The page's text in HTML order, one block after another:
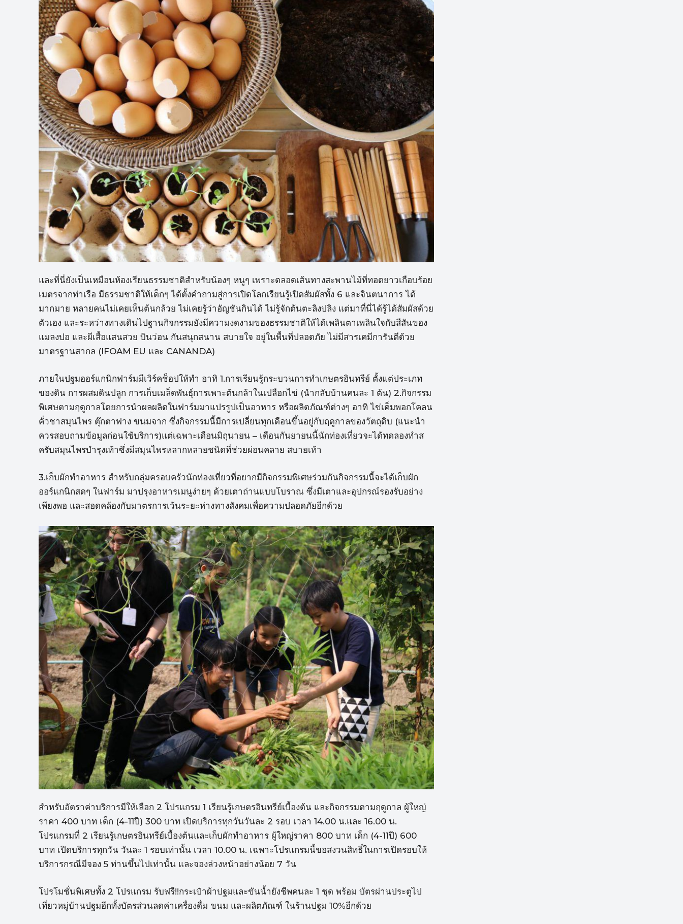
และที่นี่ยังเป็นเหมือนห้องเรียนธรรมชาติสำหรับน้องๆ หนูๆ เพราะตลอดเส้นทางสะพานไม้ที่ทอดยาวเกือบร้อย
เมตรจากท่าเรือ มีธรรมชาติให้เด็กๆ ได้ตั้งคำถามสู่การเปิดโลกเรียนรู้เปิดสัมผัสทั้ง 6 และจินตนาการ ได้
มากมาย หลายคนไม่เคยเห็นต้นกล้วย ไม่เคยรู้ว่าอัญชันกินได้ ไม่รู้จักต้นตะลิงปลิง แต่มาที่นี่ได้รู้ได้สัมผัสด้วย
ตัวเอง และระหว่างทางเดินไปฐานกิจกรรมยังมีความงดงามของธรรมชาติให้ได้เพลินตาเพลินใจกับสีสันของ
แมลงปอ และผีเสื้อแสนสวย บินว่อน กันสนุกสนาน สบายใจ อยู่ในพื้นที่ปลอดภัย ไม่มีสารเคมีการันตีด้วย
มาตรฐานสากล (IFOAM EU และ CANANDA)
ภายในปฐมออร์แกนิกฟาร์มมีเวิร์คช็อปให้ทำ อาทิ 1.การเรียนรู้กระบวนการทำเกษตรอินทรีย์ ตั้งแต่ประเภท
ของดิน การผสมดินปลูก การเก็บเมล็ดพันธุ์การเพาะต้นกล้าในเปลือกไข่ (นำกลับบ้านคนละ 1 ต้น) 2.กิจกรรม
พิเศษตามฤดูกาลโดยการนำผลผลิตในฟาร์มมาแปรรูปเป็นอาหาร หรือผลิตภัณฑ์ต่างๆ อาทิ ไข่เค็มพอกโคลน
คั่วชาสมุนไพร ตุ๊กตาฟาง ขนมจาก ซึ่งกิจกรรมนี้มีการเปลี่ยนทุกเดือนขึ้นอยู่กับฤดูกาลของวัตถุดิบ (แนะนำ
ควรสอบถามข้อมูลก่อนใช้บริการ)แต่เฉพาะเดือนมิถุนายน – เดือนกันยายนนี้นักท่องเที่ยวจะได้ทดลองทำส
ครับสมุนไพรบำรุงเท้าซึ่งมีสมุนไพรหลากหลายชนิดที่ช่วยผ่อนคลาย สบายเท้า
3.เก็บผักทำอาหาร สำหรับกลุ่มครอบครัวนักท่องเที่ยวที่อยากมีกิจกรรมพิเศษร่วมกันกิจกรรมนี้จะได้เก็บผัก
ออร์แกนิกสดๆ ในฟาร์ม มาปรุงอาหารเมนูง่ายๆ ด้วยเตาถ่านแบบโบราณ ซึ่งมีเตาและอุปกรณ์รองรับอย่าง
เพียงพอ และสอดคล้องกับมาตรการเว้นระยะห่างทางสังคมเพื่อความปลอดภัยอีกด้วย
สำหรับอัตราค่าบริการมีให้เลือก 2 โปรแกรม 1 เรียนรู้เกษตรอินทรีย์เบื้องต้น และกิจกรรมตามฤดูกาล ผู้ใหญ่
ราคา 400 บาท เด็ก (4-11ปี) 300 บาท เปิดบริการทุกวันวันละ 2 รอบ เวลา 14.00 น.และ 16.00 น.
โปรแกรมที่ 2 เรียนรู้เกษตรอินทรีย์เบื้องต้นและเก็บผักทำอาหาร ผู้ใหญ่ราคา 800 บาท เด็ก (4-11ปี) 600
บาท เปิดบริการทุกวัน วันละ 1 รอบเท่านั้น เวลา 10.00 น. เฉพาะโปรแกรมนี้ขอสงวนสิทธิ์ในการเปิดรอบให้
บริการกรณีมีจอง 5 ท่านขึ้นไปเท่านั้น และจองล่วงหน้าอย่างน้อย 7 วัน
โปรโมชั่นพิเศษทั้ง 2 โปรแกรม รับฟรี!!กระเป๋าผ้าปฐมและขันน้ำยังชีพคนละ 1 ชุด พร้อม บัตรผ่านประตูไป
เที่ยวหมู่บ้านปฐมอีกทั้งบัตรส่วนลดค่าเครื่องดื่ม ขนม และผลิตภัณฑ์ ในร้านปฐม 10%อีกด้วย